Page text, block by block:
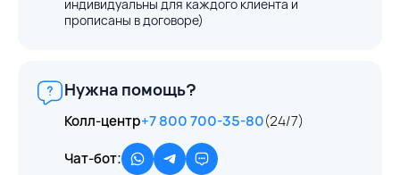
индивидуальны для каждого клиента и
прописаны в договоре)
Нужна помощь?
Колл-центр+7 800 700-35-80(24/7)
Чат-бот: